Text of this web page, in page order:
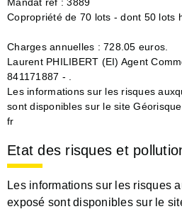
Mandat réf : 3889
Copropriété de 70 lots - dont 50 lots
Charges annuelles : 728.05 euros.
Laurent PHILIBERT (EI) Agent
841171887 - .
Les informations sur les risques
sont disponibles sur le site
fr
Etat des risques et
Les informations sur les risques
exposé sont disponibles sur le